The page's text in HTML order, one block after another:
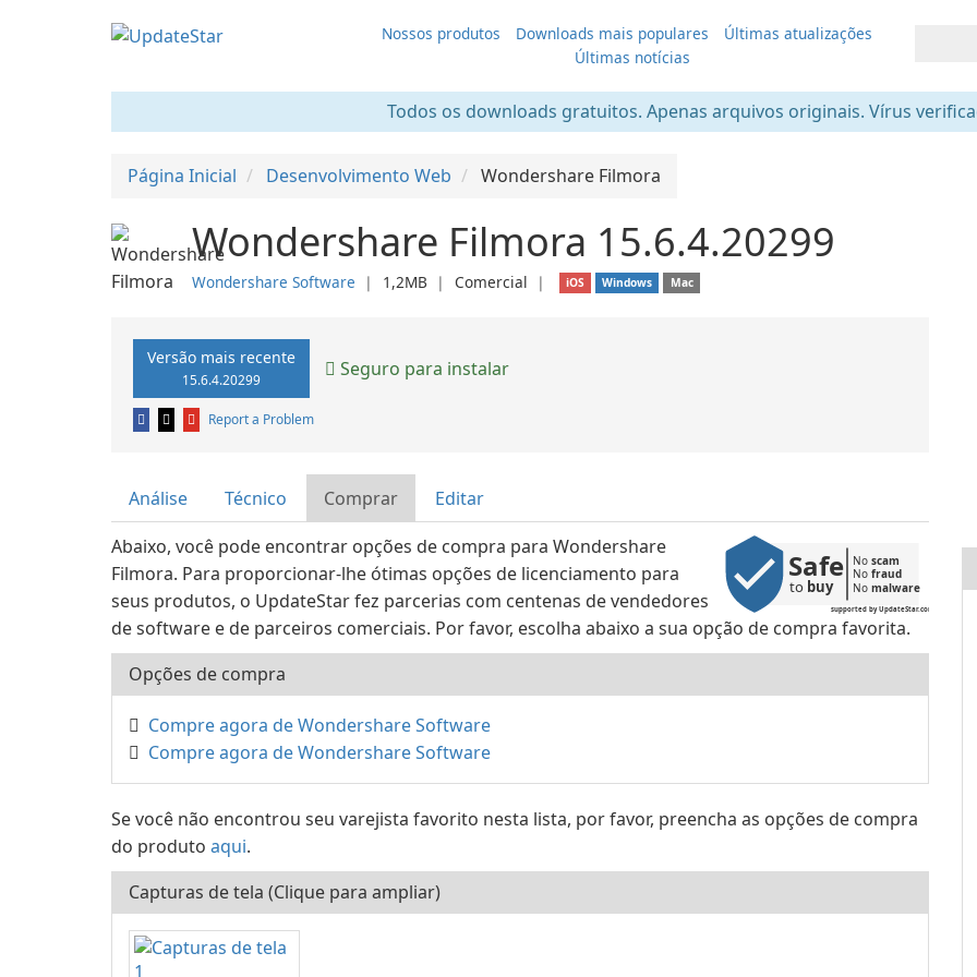
Nossos produtos Downloads mais populares
Últimas atualizações
Últimas notícias
Todos os downloads gratuitos. Apenas arquivos originais. Vírus
Página Inicial Desenvolvimento Web Wondershare Filmora
Wondershare Filmora 15.6.4.20299
Wondershare Software ❘ 1,2MB ❘ Comercial ❘ iOS Windows Mac
Versão mais recente
15.6.4.20299 Seguro para instalar
Report a Problem
Análise Técnico Comprar Editar
supported by UpdateStar.com
Safe
to buy
No scam
No fraud
No malware
Abaixo, você pode encontrar opções de compra para Wondershare
Filmora. Para proporcionar-lhe ótimas opções de licenciamento para
seus produtos, o UpdateStar fez parcerias com centenas de vendedores
de software e de parceiros comerciais. Por favor, escolha abaixo a sua opção de compra favorita.
Opções de compra
Compre agora de Wondershare Software
Compre agora de Wondershare Software
Se você não encontrou seu varejista favorito nesta lista, por favor, preencha as opções de compra
do produto aqui.
Capturas de tela (Clique para ampliar)